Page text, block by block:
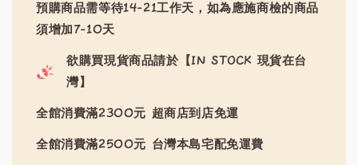
預購商品需等待14-21工作天，如為應施商檢的商品
須增加7-10天
欲購買現貨商品請於【IN STOCK 現貨在台
灣】
全館消費滿2300元 超商店到店免運
全館消費滿2500元 台灣本島宅配免運費